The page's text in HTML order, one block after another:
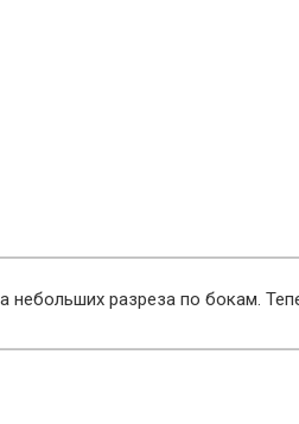
небольших разреза по бокам.